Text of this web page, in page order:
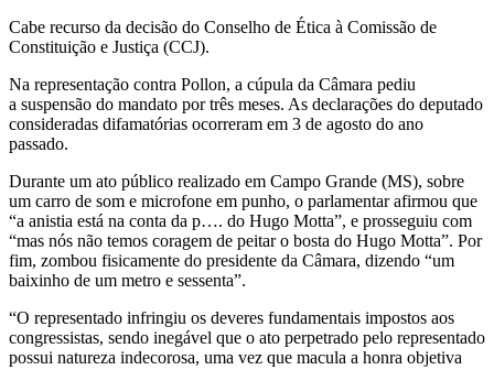
Cabe recurso da decisão do Conselho de Ética à Comissão de
Constituição e Justiça (CCJ).
Na representação contra Pollon, a cúpula da Câmara pediu
a suspensão do mandato por três meses. As declarações do deputado
consideradas difamatórias ocorreram em 3 de agosto do ano
passado.
Durante um ato público realizado em Campo Grande (MS), sobre
um carro de som e microfone em punho, o parlamentar afirmou que
“a anistia está na conta da p…. do Hugo Motta”, e prosseguiu com
“mas nós não temos coragem de peitar o bosta do Hugo Motta”. Por
fim, zombou fisicamente do presidente da Câmara, dizendo “um
baixinho de um metro e sessenta”.
“O representado infringiu os deveres fundamentais impostos aos
congressistas, sendo inegável que o ato perpetrado pelo representado
possui natureza indecorosa, uma vez que macula a honra objetiva